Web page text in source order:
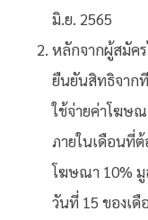
มิ.ย. 2565
หลักจากผู้สมัค
ยืนยันสิทธิจาก
ใช้จ่ายค่าโฆษ
ภายในเดือนที่
โฆษณา 10% มู
วันที่ 15 ของเ